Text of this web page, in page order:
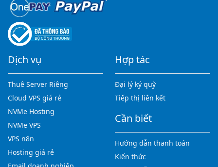
Dịch vụ
Thuê Server Riêng
Cloud VPS giá rẻ
NVMe Hosting
NVMe VPS
VPS n8n
Hosting giá rẻ
Hợp tác
Đại lý ký quỹ
Tiếp thị liên kết
Cần biết
Hướng dẫn thanh toán
Kiến thức